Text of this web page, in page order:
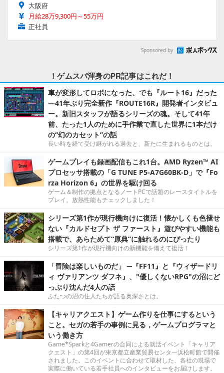
大阪府
月給28万9,300円～55万円
正社員
Sponsored by
！ゲムスパ渾身のPR記事はこれだ！
車が変形してロボになった、でも『ルート16』だった
―41年ぶり完全新作『ROUTE16R』開発者インタビュ
ー。新旧スタッフが語るシリーズの魂。そして41年
前、たった1人のために手作業で直した世界に1本だけ
の“幻のカセット”の話
長い時を経て受け継がれる過去と、新たに生まれるものとは。
ゲームプレイも録画配信もこれ1台。AMD Ryzen™ AI
プロセッサ搭載の「G TUNE P5-A7G60BK-D」で『Fo
rza Horizon 6』の世界を駆け回る
ゲーム＆制作の拠点となるノートPCで話題のレースタイトルを
プレイ。放熱性能もチェックしました！
シリーズ第1作が現行機向けに復活！懐かしくも色褪せ
ない『カルドセプト ザ ファースト』遊びやすい機能も
搭載で、あらためて“原典”に触れるのにぴったり
シリーズ第1作が現行機向けの新機能を備えて復活！
「冒険は楽しいものだ」 ─『FF11』と『ウィザードリ
ィ ヴァリアンツ ダフネ』、"優しくないRPG"の沼にど
っぷり沈んだ4人の話
ふたつの沼の住人たちが語る奥深さとは。
【キャリアクエスト】ゲーム作りを仕事にするという
こと。セガの若手の事例に見る，ゲームプログラマと
いう働き方
Game*Sparkと4Gamerの合同による就活イベント「キャリア
クエスト」の第4回が東京都立産業貿易センター浜松町館で開催
されました。このイベントに合わせて取材した、各社の現場で
実際に働いている若手社員へのインタビューをお届けします。